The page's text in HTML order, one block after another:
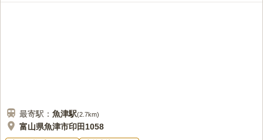
最寄駅： 魚津駅(2.7km)
富山県魚津市印田1058